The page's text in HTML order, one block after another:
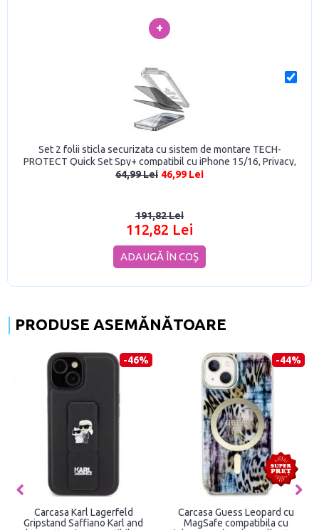
+
Set 2 folii sticla securizata cu sistem de montare TECH-
PROTECT Quick Set Spy+ compatibil cu iPhone 15/16, Privacy,
Black
64,99 Lei 46,99 Lei
191,82 Lei
112,82 Lei
ADAUGĂ ÎN COŞ
PRODUSE ASEMĂNĂTOARE
-46%
Carcasa Karl Lagerfeld
Gripstand Saffiano Karl and
-44%
Carcasa Guess Leopard cu
MagSafe compatibila cu